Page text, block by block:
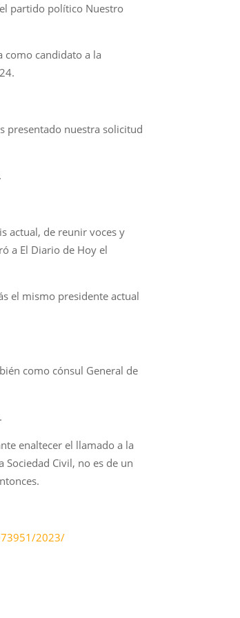
partido político Nuestro
como candidato a la
presentado nuestra solicitud
actual, de reunir voces y
a El Diario de Hoy el
el mismo presidente actual
como cónsul General de
enaltecer el llamado a la
Civil, no es de un
2023/